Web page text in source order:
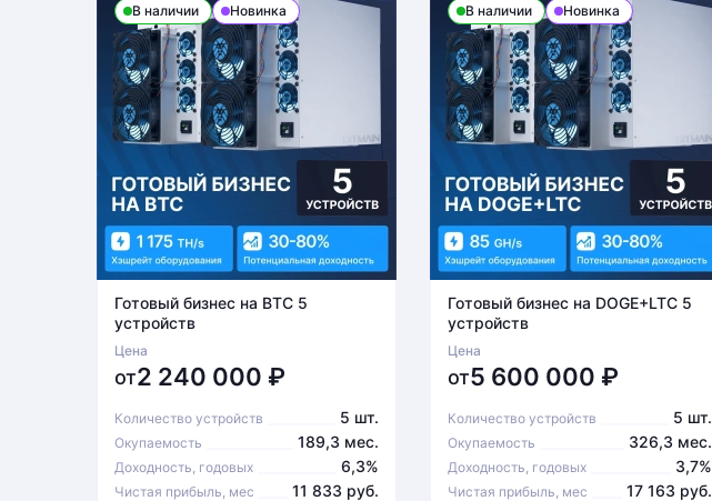
В наличии Новинка
Готовый бизнес на BTC 5
устройств
Цена
от2 240 000 ₽
Количество устройств 5 шт.
Окупаемость 189,3 мес.
Доходность, годовых 6,3%
Чистая прибыль, мес 11 833 руб.
В наличии Новинка
Готовый бизнес на DOGE+LTC 5
устройств
Цена
от5 600 000 ₽
Количество устройств 5 шт.
Окупаемость 326,3 мес.
Доходность, годовых 3,7%
Чистая прибыль, мес 17 163 руб.